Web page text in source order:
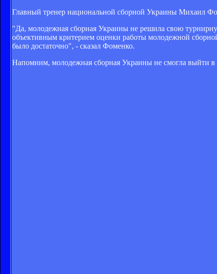
Главный тренер национальной сборной Украины Михаил
"Да, молодежная сборная Украины не решила свою
объективным критерием оценки работы молодежной
было достаточно", - сказал Фоменко.
Напомним, молодежная сборная Украины не смогла выйти